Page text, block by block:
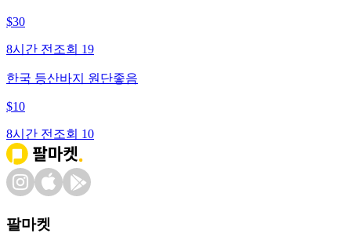
$30
8시간 전 조회 19
한국 등산바지 원단좋음
$10
8시간 전 조회 10
팔마켓